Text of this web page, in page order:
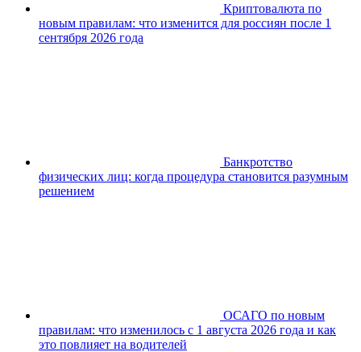
Криптовалюта по
новым правилам: что изменится для россиян после 1
сентября 2026 года
Банкротство
физических лиц: когда процедура становится разумным
решением
ОСАГО по новым
правилам: что изменилось с 1 августа 2026 года и как
это повлияет на водителей